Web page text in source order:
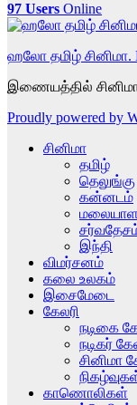
97 Users Online
ஹலோ தமிழ் சினிமா.
இணையத்தில் சினிமா,
Proudly powered by
சினிமா
தமிழ்
தெலுங்கு
கன்னடம்
இந்தி
விமர்சனம்
கலை உலகம்
இசைமேடை
கேலரி
நடிகை
நடிகர்
சினிமா
காணொலிகள்